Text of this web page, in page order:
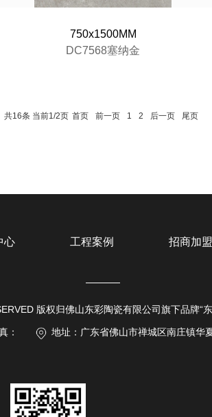
750x1500MM
DC7568塞纳金
共16条 当前1/2页 首页 前一页 1 2 后一页 尾页
心 工程案例 招商加盟
版权归佛山东彩陶瓷有限公司旗下品牌“
： 地址：广东省佛山市禅城区南庄镇华